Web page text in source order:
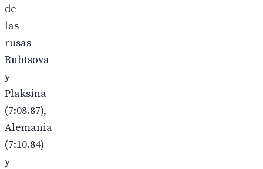
de
las
rusas
Rubtsova
y
Plaksina
(7:08.87),
Alemania
(7:10.84)
y